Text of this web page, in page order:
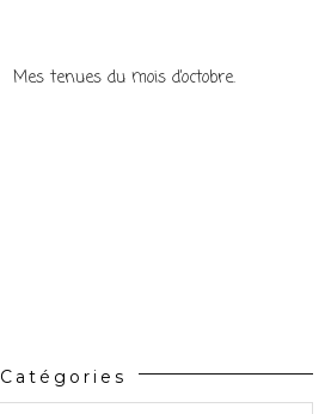
Mes tenues du mois d’octobre.
Catégories